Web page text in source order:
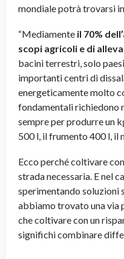
mondiale potrà trovarsi
“Mediamente il 70%
scopi agricoli e di
bacini terrestri, solo
importanti centri di
energeticamente molto
fondamentali richiedono
sempre per produrre un
500 l, il frumento 400 l, il
Ecco perché coltivare
strada necessaria. E nel
sperimentando soluzioni
abbiamo trovato una via
che coltivare con un
significhi combinare